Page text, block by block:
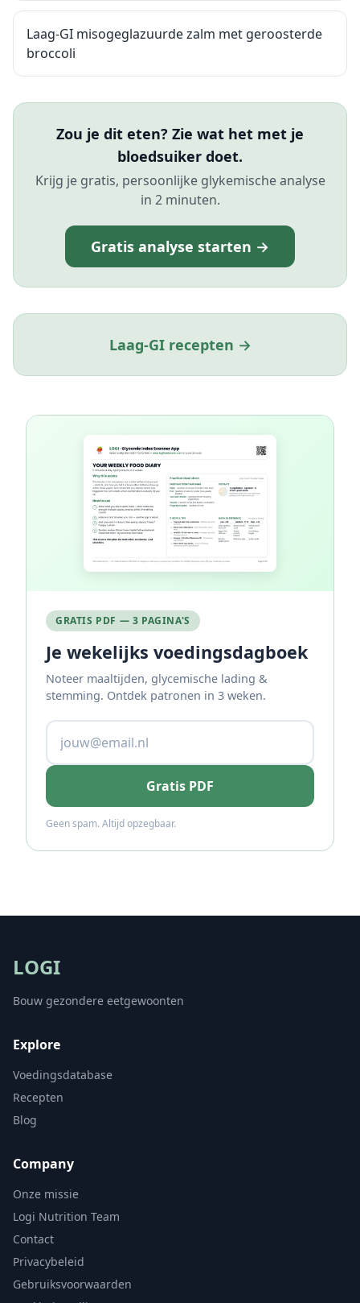
Laag-GI misogeglazuurde zalm met geroosterde
broccoli
Zou je dit eten? Zie wat het met je
bloedsuiker doet.
Krijg je gratis, persoonlijke glykemische analyse
in 2 minuten.
Gratis analyse starten →
Laag-GI recepten →
GRATIS PDF — 3 PAGINA'S
Je wekelijks voedingsdagboek
Noteer maaltijden, glycemische lading &
stemming. Ontdek patronen in 3 weken.
Gratis PDF
Geen spam. Altijd opzegbaar.
LOGI
Bouw gezondere eetgewoonten
Explore
Voedingsdatabase
Recepten
Blog
Company
Onze missie
Logi Nutrition Team
Contact
Privacybeleid
Gebruiksvoorwaarden